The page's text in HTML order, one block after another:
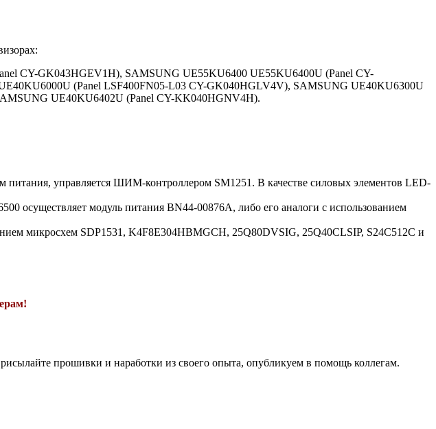
CY-GK043HGEV1H), SAMSUNG UE55KU6400 UE55KU6400U (Panel CY-
(Panel LSF400FN05-L03 CY-GK040HGLV4V), SAMSUNG UE40KU6300U
UE40KU6402U (Panel CY-KK040HGNV4H).
питания, управляется ШИМ-контроллером SM1251. В качестве силовых элементов LED-
осуществляет модуль питания BN44-00876A, либо его аналоги c использованием
микросхем SDP1531, K4F8E304HBMGCH, 25Q80DVSIG, 25Q40CLSIP, S24C512C и
прошивки и наработки из своего опыта, опубликуем в помощь коллегам.